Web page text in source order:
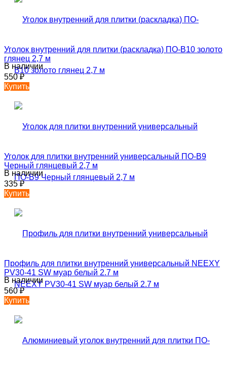
Уголок внутренний для плитки (раскладка) ПО-В10 золото
глянец 2,7 м
В наличии
550₽
Купить
Уголок для плитки внутренний универсальный ПО-В9
Черный глянцевый 2,7 м
В наличии
335₽
Купить
Профиль для плитки внутренний универсальный NEEXY
PV30-41 SW муар белый 2.7 м
В наличии
560₽
Купить